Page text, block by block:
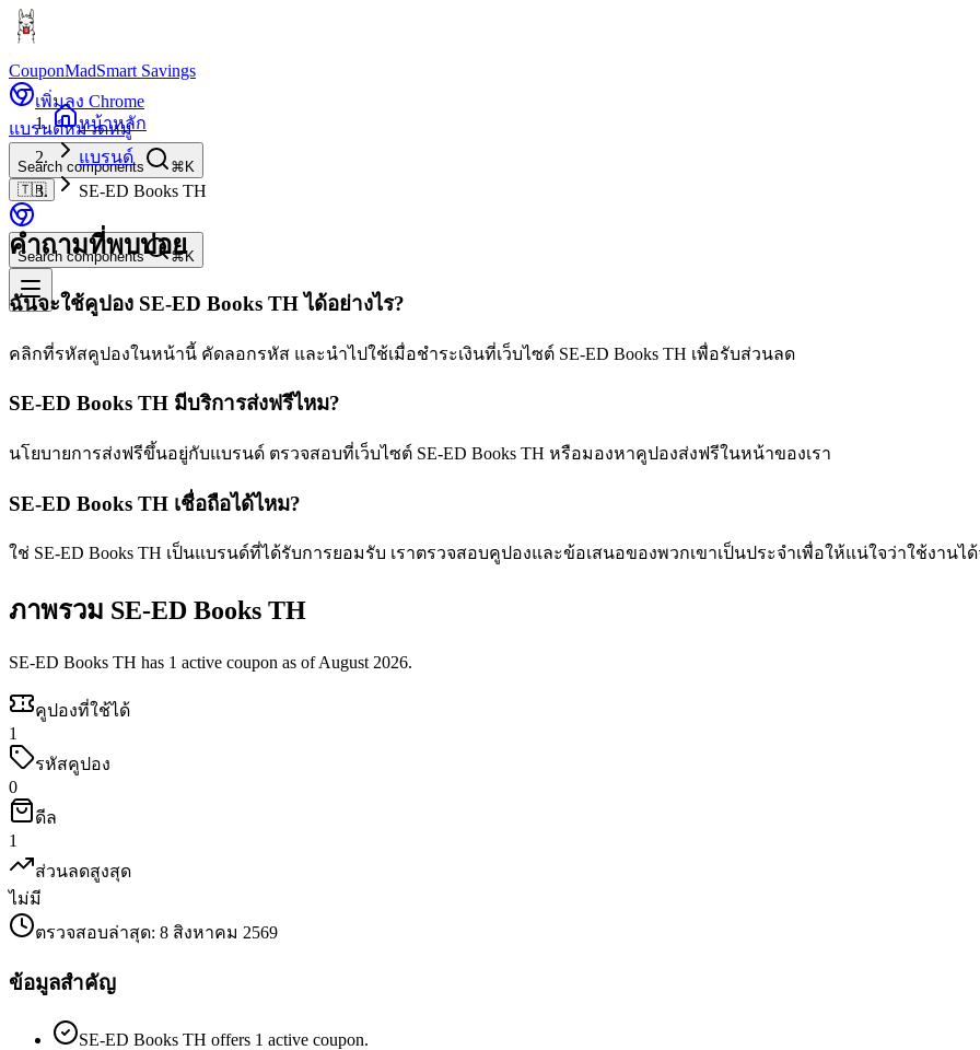
CouponMadSmart Savings
เพิ่มลง Chrome
แบรนด์หมวดหมู่
Search components
⌘K
🇹🇭
Search components ⌘K
หน้าหลัก
แบรนด์
SE-ED Books TH
คำถามที่พบบ่อย
ฉันจะใช้คูปอง SE-ED Books TH ได้อย่างไร?
คลิกที่รหัสคูปองในหน้านี้ คัดลอกรหัส และนำไปใช้เมื่อชำระเงินที่เว็บไซต์ SE-ED Books TH เพื่อรับส่วนลด
SE-ED Books TH มีบริการส่งฟรีไหม?
นโยบายการส่งฟรีขึ้นอยู่กับแบรนด์ ตรวจสอบที่เว็บไซต์ SE-ED Books TH หรือมองหาคูปองส่งฟรีในหน้าของเรา
SE-ED Books TH เชื่อถือได้ไหม?
ใช่ SE-ED Books TH เป็นแบรนด์ที่ได้รับการยอมรับ เราตรวจสอบคูปองและข้อเสนอของพวกเขาเป็นประจำเพื่อให้แน่ใจว่าใช้งานได้
ภาพรวม SE-ED Books TH
SE-ED Books TH has 1 active coupon as of August 2026.
คูปองที่ใช้ได้
1
รหัสคูปอง
0
ดีล
1
ส่วนลดสูงสุด
ไม่มี
ตรวจสอบล่าสุด: 8 สิงหาคม 2569
ข้อมูลสำคัญ
SE-ED Books TH offers 1 active coupon.